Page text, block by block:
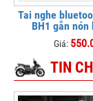
Tai nghe
BH1 gắn nón
Giá:
TIN